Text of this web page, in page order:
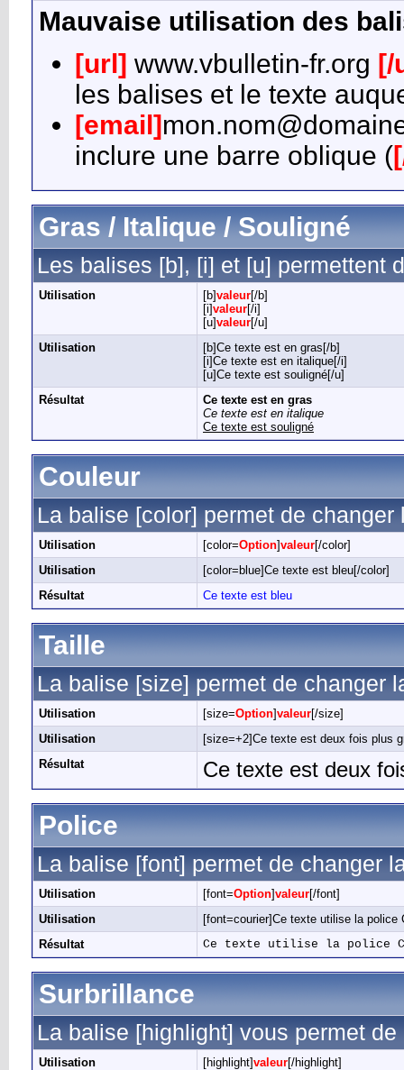
Mauvaise utilisation des
[url] www.vbulletin-fr.org [/
les balises et le texte
[email]
inclure une barre oblique (
Gras / Italique / Souligné
Les balises [b], [i] et [u] permettent
Utilisation [b]valeur[/b]
[i]valeur[/i]
[u]valeur[/u]
Utilisation
[b]Ce texte est en gras[/b]
[i]Ce texte est en italique[/i]
[u]Ce texte est souligné[/u]
Résultat
Ce texte est en gras
Ce texte est en italique
Ce texte est souligné
Couleur
La balise [color] permet de
Utilisation [color=Option]valeur[/color]
Utilisation
[color=blue]Ce texte est bleu[/color]
Résultat
Ce texte est bleu
Taille
La balise [size] permet de changer
Utilisation [size=Option]valeur[/size]
Utilisation
[size=+2]Ce texte est deux fois plus
Résultat
Ce texte est deux
Police
La balise [font] permet de changer
Utilisation [font=Option]valeur[/font]
Utilisation
[font=courier]Ce texte utilise la police
Résultat
Ce texte utilise la police
Surbrillance
La balise [highlight] vous permet
Utilisation [highlight]valeur[/highlight]